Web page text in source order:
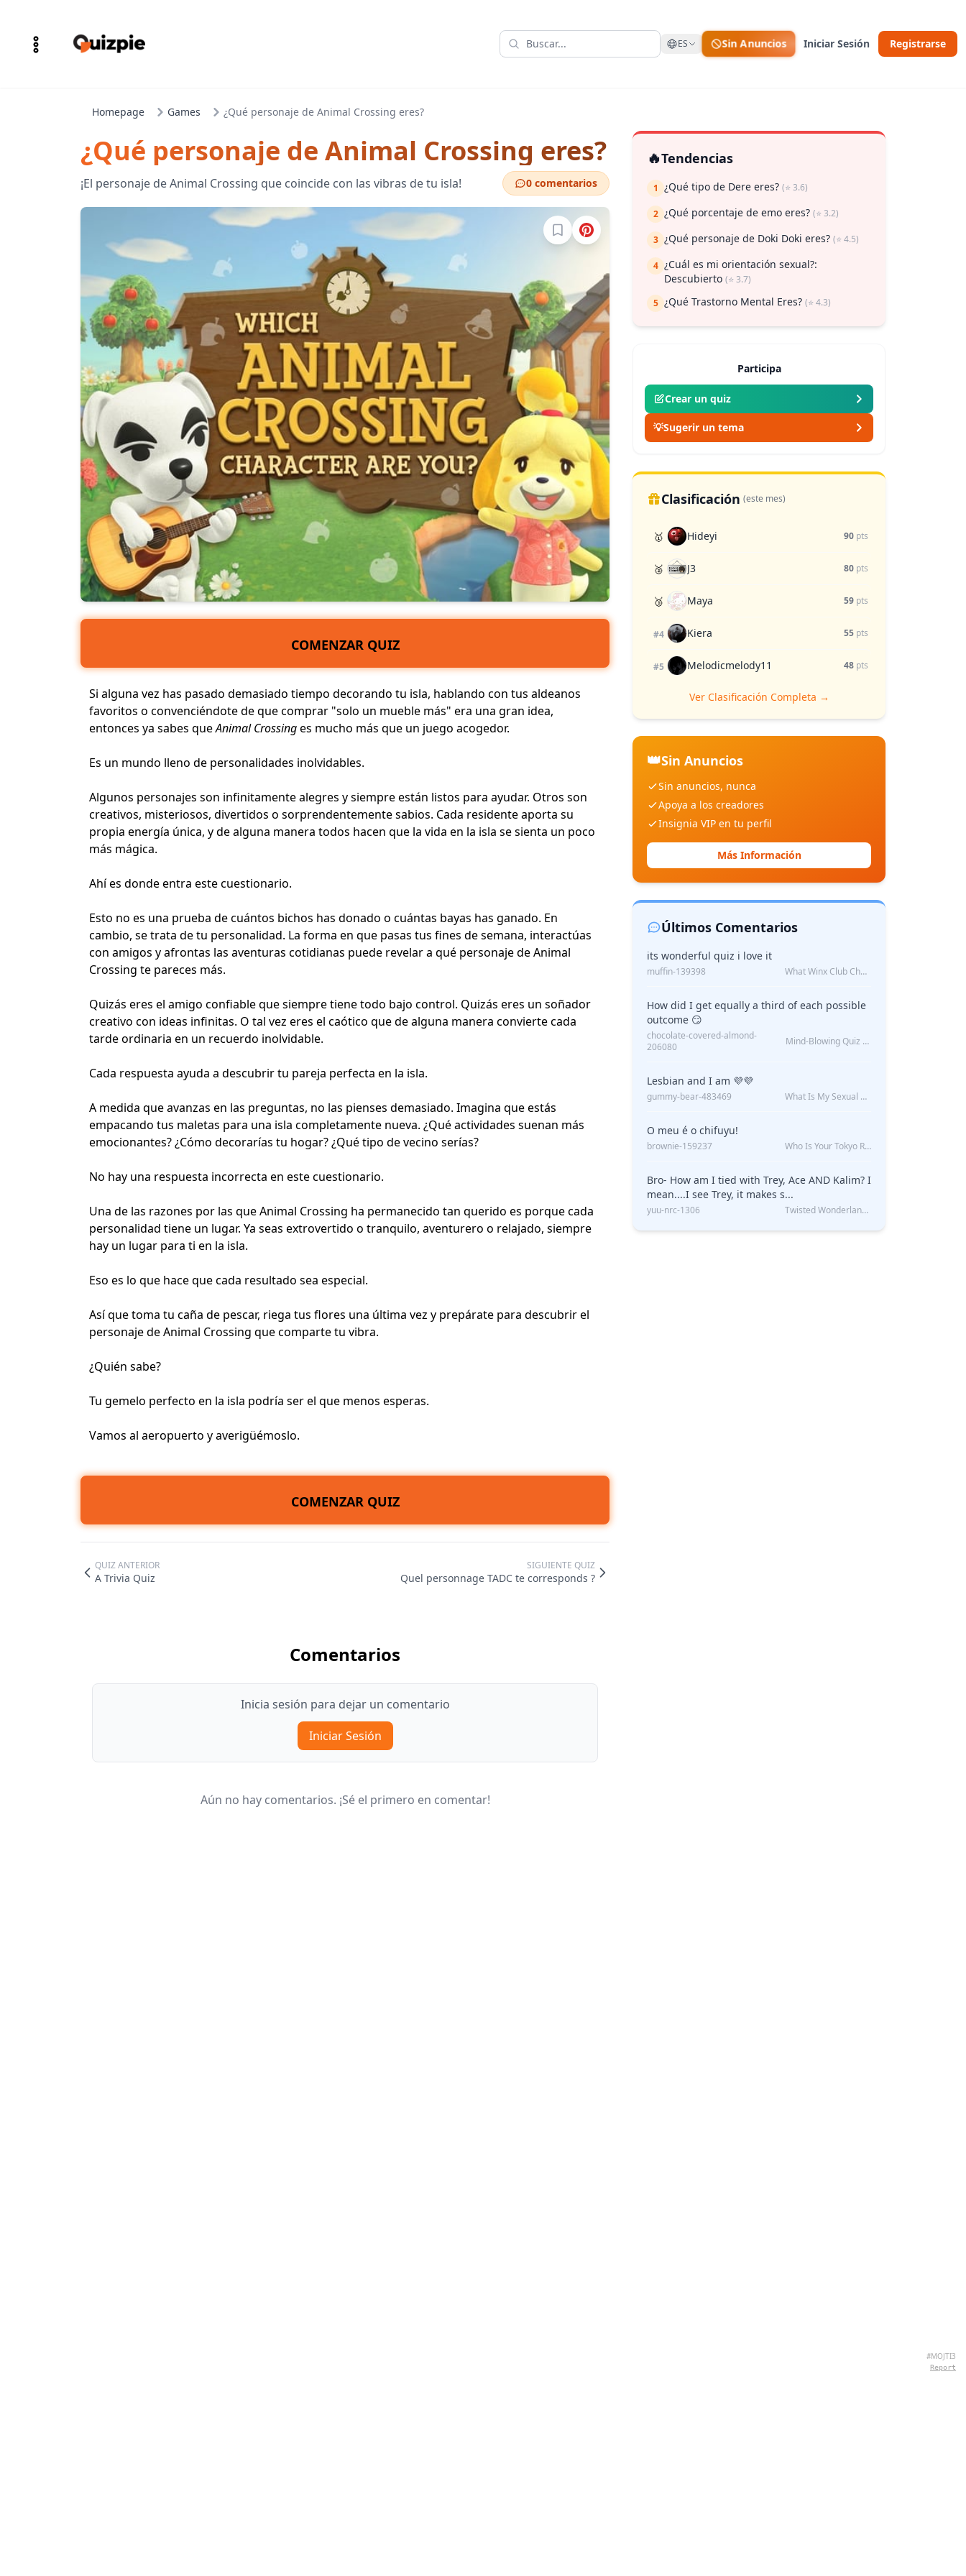
ES Sin Anuncios Iniciar Sesión Registrarse
Homepage Games ¿Qué personaje de Animal Crossing eres?
¿Qué personaje de Animal Crossing eres?
¡El personaje de Animal Crossing que coincide con las vibras de tu isla! 0 comentarios
Inicia sesión para guardar
COMENZAR QUIZ
Si alguna vez has pasado demasiado tiempo decorando tu isla, hablando con tus aldeanos
favoritos o convenciéndote de que comprar "solo un mueble más" era una gran idea,
entonces ya sabes queAnimal Crossinges mucho más que un juego acogedor.
Es un mundo lleno de personalidades inolvidables.
Algunos personajes son infinitamente alegres y siempre están listos para ayudar. Otros son
creativos, misteriosos, divertidos o sorprendentemente sabios. Cada residente aporta su
propia energía única, y de alguna manera todos hacen que la vida en la isla se sienta un poco
más mágica.
Ahí es donde entra este cuestionario.
Esto no es una prueba de cuántos bichos has donado o cuántas bayas has ganado. En
cambio, se trata de tu personalidad. La forma en que pasas tus fines de semana, interactúas
con amigos y afrontas las aventuras cotidianas puede revelar a qué personaje de Animal
Crossing te pareces más.
Quizás eres el amigo confiable que siempre tiene todo bajo control. Quizás eres un soñador
creativo con ideas infinitas. O tal vez eres el caótico que de alguna manera convierte cada
tarde ordinaria en un recuerdo inolvidable.
Cada respuesta ayuda a descubrir tu pareja perfecta en la isla.
A medida que avanzas en las preguntas, no las pienses demasiado. Imagina que estás
empacando tus maletas para una isla completamente nueva. ¿Qué actividades suenan más
emocionantes? ¿Cómo decorarías tu hogar? ¿Qué tipo de vecino serías?
No hay una respuesta incorrecta en este cuestionario.
Una de las razones por las que Animal Crossing ha permanecido tan querido es porque cada
personalidad tiene un lugar. Ya seas extrovertido o tranquilo, aventurero o relajado, siempre
hay un lugar para ti en la isla.
Eso es lo que hace que cada resultado sea especial.
Así que toma tu caña de pescar, riega tus flores una última vez y prepárate para descubrir el
personaje de Animal Crossing que comparte tu vibra.
¿Quién sabe?
Tu gemelo perfecto en la isla podría ser el que menos esperas.
Vamos al aeropuerto y averigüémoslo.
COMENZAR QUIZ
QUIZ ANTERIOR
A Trivia Quiz
SIGUIENTE QUIZ
Quel personnage TADC te corresponds ?
Comentarios
Inicia sesión para dejar un comentario
Iniciar Sesión
Aún no hay comentarios. ¡Sé el primero en comentar!
🔥Tendencias
1 ¿Qué tipo de Dere eres? (⭐ 3.6)
2 ¿Qué porcentaje de emo eres? (⭐ 3.2)
3 ¿Qué personaje de Doki Doki eres? (⭐ 4.5)
4 ¿Cuál es mi orientación sexual?:
Descubierto (⭐ 3.7)
5 ¿Qué Trastorno Mental Eres? (⭐ 4.3)
Participa
Crear un quiz
💡Sugerir un tema
Clasificación (este mes)
🥇 Hideyi 90 pts
🥈 J3 80 pts
🥉 Maya 59 pts
#4 Kiera 55 pts
#5 Melodicmelody11 48 pts
Ver Clasificación Completa →
👑Sin Anuncios
Sin anuncios, nunca
Apoya a los creadores
Insignia VIP en tu perfil
Más Información
Últimos Comentarios
its wonderful quiz i love it
muffin-139398 What Winx Club Character Are You?
How did I get equally a third of each possible
outcome 😏
chocolate-covered-almond-
206080
Mind-Blowing Quiz Reveals: Will I Be Alone Forever?
Lesbian and I am 💜💜
gummy-bear-483469 What Is My Sexual Orientation: Uncovered
O meu é o chifuyu!
brownie-159237 Who Is Your Tokyo Revengers Boyfriend?
Bro- How am I tied with Trey, Ace AND Kalim? I
mean....I see Trey, it makes s...
yuu-nrc-1306 Twisted Wonderland Kin Quiz
#MOJTI3
Report